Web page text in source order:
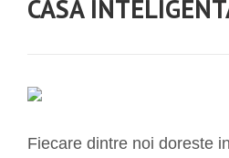
CASA
Fiecare dintre noi doreste